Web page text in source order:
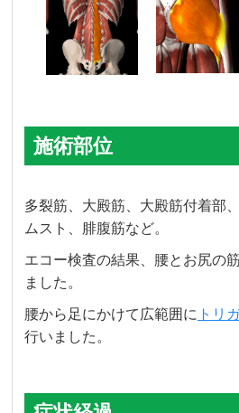
施術部位
多裂筋、大殿筋、大殿筋付着部
ムスト、腓腹筋など。
エコー検査の結果、腰とお尻の
ました。
腰から足にかけて広範囲に トリ
行いました。